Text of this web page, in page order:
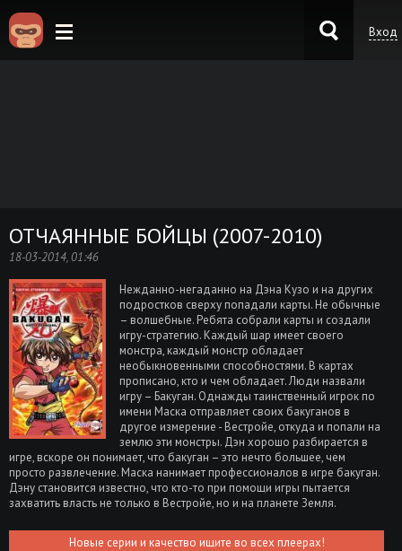
Вход
ОТЧАЯННЫЕ БОЙЦЫ (2007-2010)
18-03-2014, 01:46
Нежданно-негаданно на Дэна Кузо и на других
подростков сверху попадали карты. Не обычные
– волшебные. Ребята собрали карты и создали
игру-стратегию. Каждый шар имеет своего
монстра, каждый монстр обладает
необыкновенными способностями. В картах
прописано, кто и чем обладает. Люди назвали
игру – Бакуган. Однажды таинственный игрок по
имени Маска отправляет своих бакуганов в
другое измерение - Вестройе, откуда и попали на
землю эти монстры. Дэн хорошо разбирается в
игре, вскоре он понимает, что бакуган – это нечто большее, чем
просто развлечение. Маска нанимает профессионалов в игре бакуган.
Дэну становится известно, что кто-то при помощи игры пытается
захватить власть не только в Вестройе, но и на планете Земля.
Новые серии и качество ищите во всех плеерах!